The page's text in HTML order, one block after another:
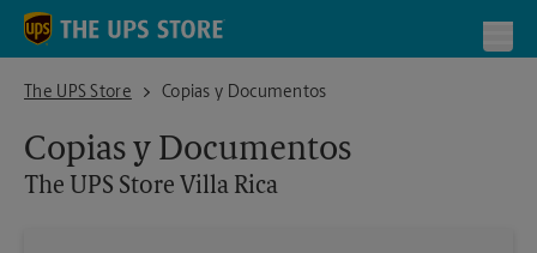
Skip to content
Return to Nav
The UPS Store
The UPS Store Villa RicaCopias y Documentos
Copias y Documentos
The UPS Store Villa Rica